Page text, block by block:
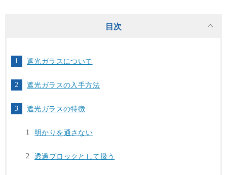
目次
遮光ガラスについて
遮光ガラスの入手方法
遮光ガラスの特徴
明かりを通さない
透過ブロックとして扱う